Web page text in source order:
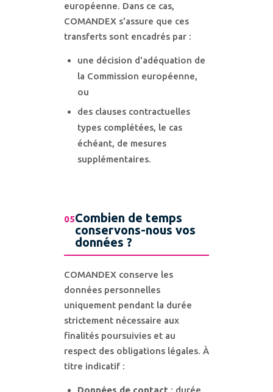
européenne. Dans ce cas,
COMANDEX s'assure que ces
transferts sont encadrés par :
une décision d'adéquation de
la Commission européenne,
ou
des clauses contractuelles
types complétées, le cas
échéant, de mesures
supplémentaires.
05Combien de temps
conservons-nous vos
données ?
COMANDEX conserve les
données personnelles
uniquement pendant la durée
strictement nécessaire aux
finalités poursuivies et au
respect des obligations légales. À
titre indicatif :
Données de contact : durée